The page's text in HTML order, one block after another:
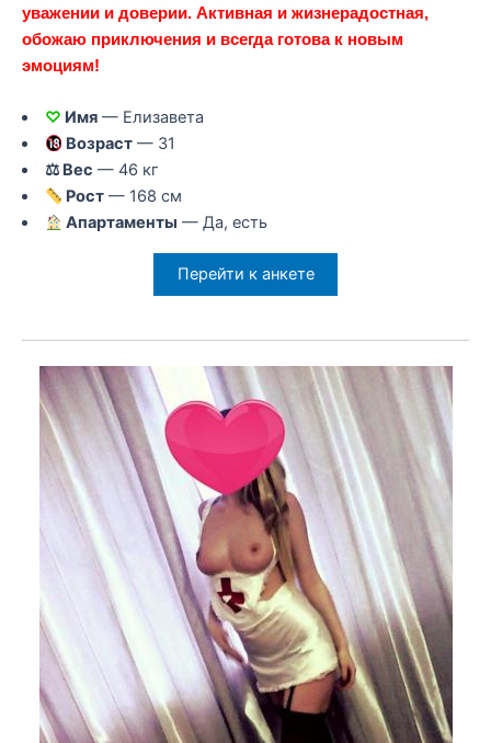
уважении и доверии. Активная и жизнерадостная,
обожаю приключения и всегда готова к новым
эмоциям!
♡ Имя— Елизавета
Возраст — 31
⚖ Вес — 46 кг
Рост — 168 см
Апартаменты — Да, есть
Перейти к анкете